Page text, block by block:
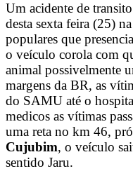
Um acidente de
desta sexta feira (25)
populares que
o veículo corola com
animal possivelmente
margens da BR, as
do SAMU até o
medicos as vítimas
uma reta no km 46,
Cujubim, o veículo
sentido Jaru.